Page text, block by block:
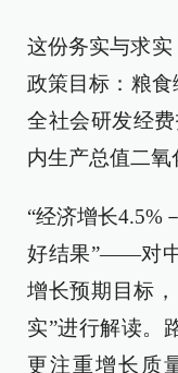
这份务实与求实
政策目标：粮食
全社会研发经
内生产总值二
“经济增长4.5%
好结果”——对
增长预期目标
实”进行解读。
更注重增长质